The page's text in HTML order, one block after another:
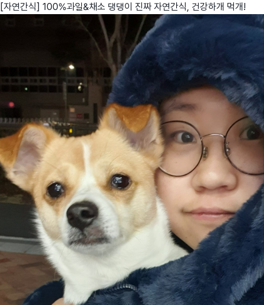
[자연간식] 100%과일&채소 댕댕이 진짜 자연간식, 건강하개 먹개!